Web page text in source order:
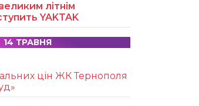
літнім
YAKTAK
14 ТРАВНЯ
цін ЖК Тернополя